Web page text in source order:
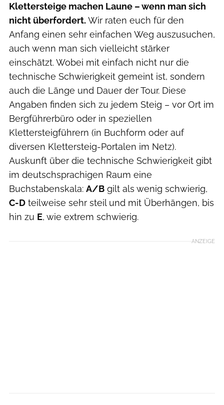
Klettersteige machen Laune – wenn man sich
nicht überfordert. Wir raten euch für den
Anfang einen sehr einfachen Weg auszusuchen,
auch wenn man sich vielleicht stärker
einschätzt. Wobei mit einfach nicht nur die
technische Schwierigkeit gemeint ist, sondern
auch die Länge und Dauer der Tour. Diese
Angaben finden sich zu jedem Steig – vor Ort im
Bergführerbüro oder in speziellen
Klettersteigführern (in Buchform oder auf
diversen Klettersteig-Portalen im Netz).
Auskunft über die technische Schwierigkeit gibt
im deutschsprachigen Raum eine
Buchstabenskala: A/B gilt als wenig schwierig,
C-D teilweise sehr steil und mit Überhängen, bis
hin zu E, wie extrem schwierig.
ANZEIGE